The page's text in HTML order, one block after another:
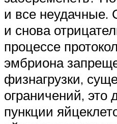
и все неудачные.
и снова
процессе
эмбриона
физнагрузки,
ограничений, это
пункции